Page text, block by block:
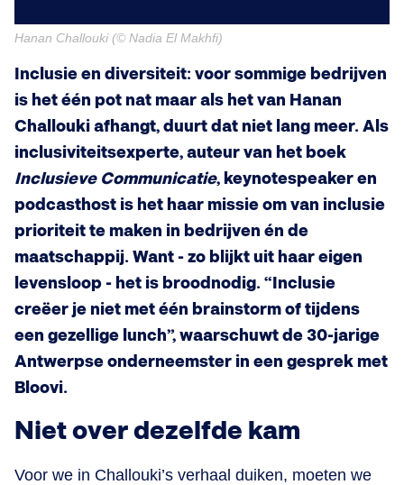
Hanan Challouki (© Nadia El Makhfi)
Inclusie en diversiteit: voor sommige bedrijven
is het één pot nat maar als het van Hanan
Challouki afhangt, duurt dat niet lang meer. Als
inclusiviteitsexperte, auteur van het boek
Inclusieve Communicatie, keynotespeaker en
podcasthost is het haar missie om van inclusie
prioriteit te maken in bedrijven én de
maatschappij. Want - zo blijkt uit haar eigen
levensloop - het is broodnodig. “Inclusie
creëer je niet met één brainstorm of tijdens
een gezellige lunch”, waarschuwt de 30-jarige
Antwerpse onderneemster in een gesprek met
Bloovi.
Niet over dezelfde kam
Voor we in Challouki’s verhaal duiken, moeten we